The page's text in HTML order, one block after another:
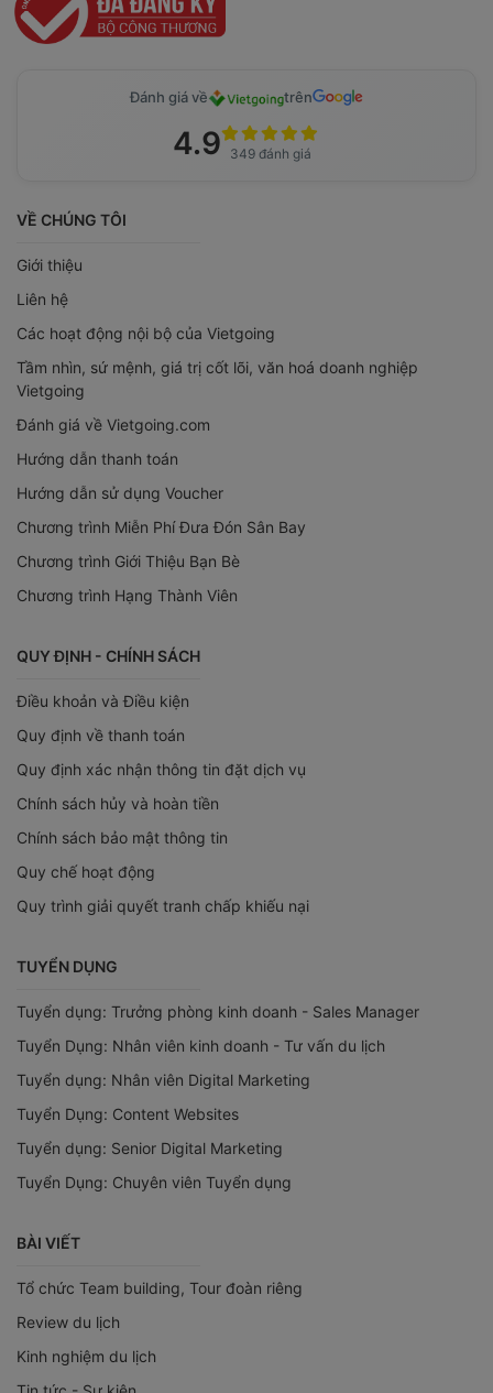
Đánh giá về trên
4.9 349 đánh giá
VỀ CHÚNG TÔI
Giới thiệu
Liên hệ
Các hoạt động nội bộ của Vietgoing
Tầm nhìn, sứ mệnh, giá trị cốt lõi, văn hoá doanh nghiệp
Vietgoing
Đánh giá về Vietgoing.com
Hướng dẫn thanh toán
Hướng dẫn sử dụng Voucher
Chương trình Miễn Phí Đưa Đón Sân Bay
Chương trình Giới Thiệu Bạn Bè
Chương trình Hạng Thành Viên
QUY ĐỊNH - CHÍNH SÁCH
Điều khoản và Điều kiện
Quy định về thanh toán
Quy định xác nhận thông tin đặt dịch vụ
Chính sách hủy và hoàn tiền
Chính sách bảo mật thông tin
Quy chế hoạt động
Quy trình giải quyết tranh chấp khiếu nại
TUYỂN DỤNG
Tuyển dụng: Trưởng phòng kinh doanh - Sales Manager
Tuyển Dụng: Nhân viên kinh doanh - Tư vấn du lịch
Tuyển dụng: Nhân viên Digital Marketing
Tuyển Dụng: Content Websites
Tuyển dụng: Senior Digital Marketing
Tuyển Dụng: Chuyên viên Tuyển dụng
BÀI VIẾT
Tổ chức Team building, Tour đoàn riêng
Review du lịch
Kinh nghiệm du lịch